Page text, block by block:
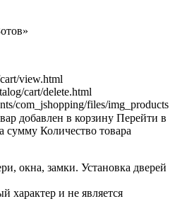
view.html
cart/delete.html
com_jshopping/files/img_products
добавлен в корзину Перейти в
сумму Количество товара
окна, замки. Установка дверей
характер и не является